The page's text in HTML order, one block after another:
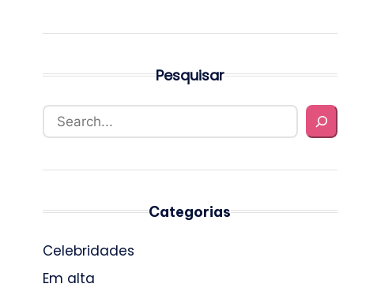
Pesquisar
Categorias
Celebridades
Em alta